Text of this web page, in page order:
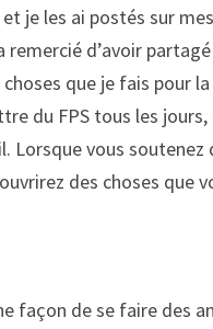
et je les ai postés sur
remercié d’avoir
que je fais pour la
du FPS tous les
Lorsque vous soutenez
des choses que
façon de se faire des